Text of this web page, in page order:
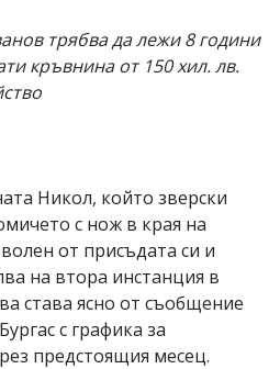
трябва да лежи 8 години
кръвнина от 150 хил. лв.
Никол, който зверски
с нож в края на
от присъдата си и
на втора инстанция в
става ясно от съобщение
с графика за
предстоящия месец.